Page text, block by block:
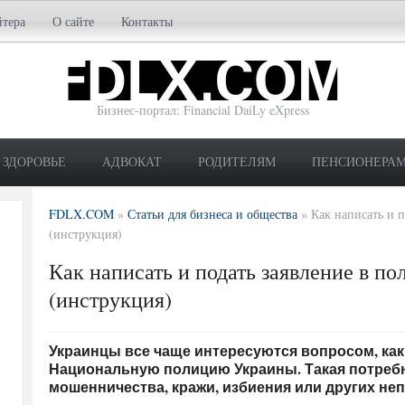
О сайте Контакты
Бизнес-портал: Financial DaiLy eXpress
ЗДОРОВЬЕ АДВОКАТ РОДИТЕЛЯМ
FDLX.COM » Статьи для бизнеса и общества » Как написать и
(инструкция)
Как написать и подать заявление в
(инструкция)
Украинцы все чаще интересуются вопросом,
Национальную полицию Украины. Такая
мошенничества, кражи, избиения или других